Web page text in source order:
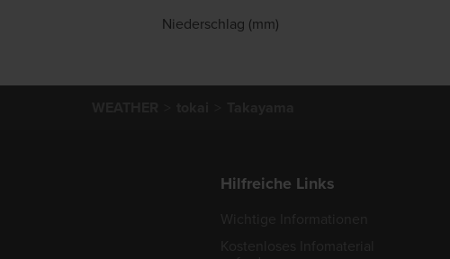
Niederschlag (mm)
Hilfreiche Links